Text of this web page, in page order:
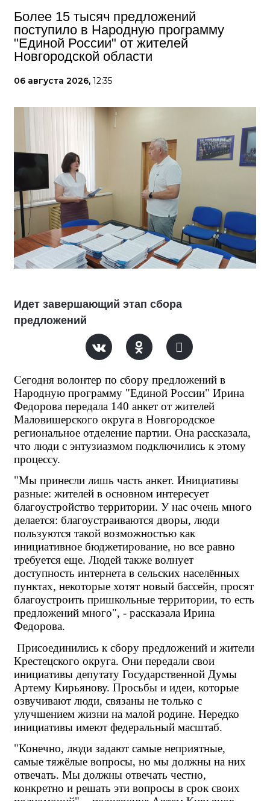
Более 15 тысяч предложений
поступило в Народную программу
"Единой России" от жителей
Новгородской области
06 августа 2026, 12:35
Идет завершающий этап сбора
предложений
Сегодня волонтер по сбору предложений в
Народную программу "Единой России" Ирина
Федорова передала 140 анкет от жителей
Маловишерского округа в Новгородское
региональное отделение партии. Она рассказала,
что люди с энтузиазмом подключились к этому
процессу.
"Мы принесли лишь часть анкет. Инициативы
разные: жителей в основном интересует
благоустройство территории. У нас очень много
делается: благоустраиваются дворы, люди
пользуются такой возможностью как
инициативное бюджетирование, но все равно
требуется еще. Людей также волнует
доступность интернета в сельских населённых
пунктах, некоторые хотят новый бассейн, просят
благоустроить пришкольные территории, то есть
предложений много", - рассказала Ирина
Федорова.
Присоединились к сбору предложений и жители
Крестецского округа. Они передали свои
инициативы депутату Государственной Думы
Артему Кирьянову. Просьбы и идеи, которые
озвучивают люди, связаны не только с
улучшением жизни на малой родине. Нередко
инициативы имеют федеральный масштаб.
"Конечно, люди задают самые неприятные,
самые тяжёлые вопросы, но мы должны на них
отвечать. Мы должны отвечать честно,
конкретно и решать эти вопросы в срок своих